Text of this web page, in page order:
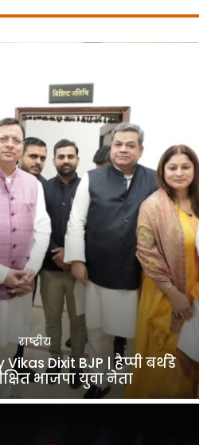
राष्ट्रीय
Dixit BJP | हैप्पी बर्थडे
भाजपा युवा नेता